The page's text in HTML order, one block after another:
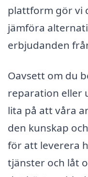
plattform gör vi
jämföra
erbjudanden
Oavsett om du
reparation eller
lita på att våra
den kunskap
för att leverera
tjänster och låt